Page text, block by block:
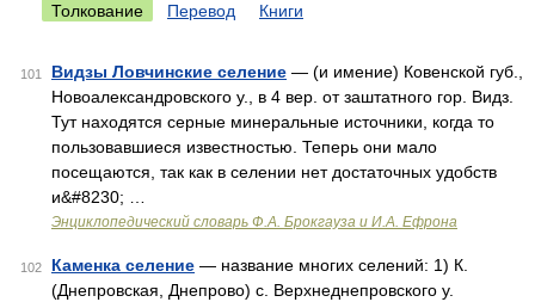
Толкование Перевод Книги
101 Видзы Ловчинские селение — (и имение) Ковенской губ.,
Новоалександровского у., в 4 вер. от заштатного гор. Видз.
Тут находятся серные минеральные источники, когда то
пользовавшиеся известностью. Теперь они мало
посещаются, так как в селении нет достаточных удобств
и&#8230; …
Энциклопедический словарь Ф.А. Брокгауза и И.А. Ефрона
102 Каменка селение — название многих селений: 1) К.
(Днепровская, Днепрово) с. Верхнеднепровского у.